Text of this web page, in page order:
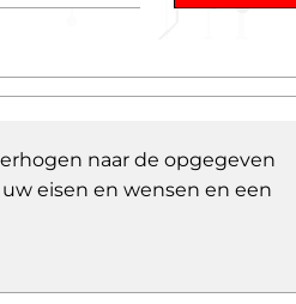
naar de opgegeven
eisen en wensen en een